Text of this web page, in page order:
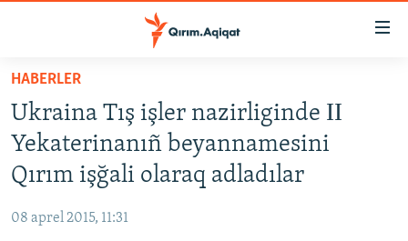
Esas
qaytmaq
Baş
navigatsiyağa
qaytmaq
Qıdıruvğa
qaytmaq
HABERLER
SİYASET
İQTİSADİYAT
MEDENİYET
HABERLER
Ukraina Tış işler nazirliginde ІІ
Yekaterinanıñ beyannamesini
Qırım işğali olaraq adladılar
08 aprel 2015, 11:31